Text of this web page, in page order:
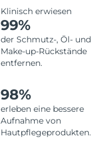
Klinisch erwiesen
99%
der Schmutz-, Öl- und
Make-up-Rückstände
entfernen.
98%
erleben eine bessere
Aufnahme von
Hautpflegeprodukten.